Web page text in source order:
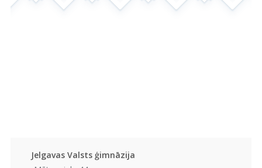
Jelgavas Valsts ģimnāzija